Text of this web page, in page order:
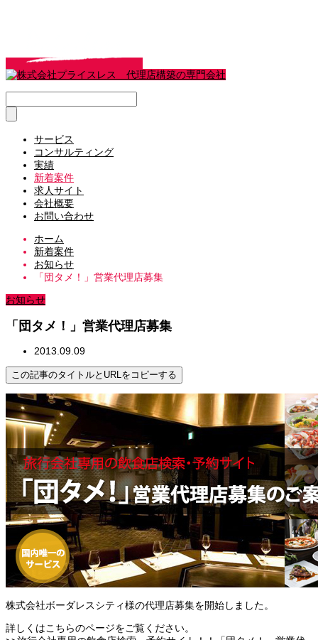
サービス
コンサルティング
実績
新着案件
求人サイト
会社概要
お問い合わせ
ホーム
新着案件
お知らせ
「団タメ！」営業代理店募集
お知らせ
「団タメ！」営業代理店募集
2013.09.09
この記事のタイトルとURLをコピーする
株式会社ボーダレスシティ様の代理店募集を開始しました。
詳しくはこちらのページをご覧ください。